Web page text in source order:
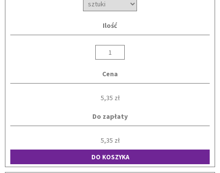
Ilość
Cena
5,35 zł
Do zapłaty
5,35 zł
DO KOSZYKA